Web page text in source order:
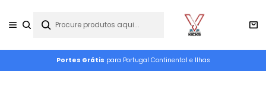
Portes Grátis para Portugal Continental e Ilhas